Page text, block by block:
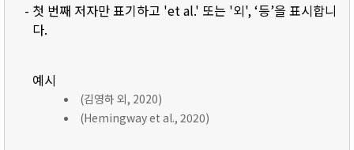
- 첫 번째 저자만 표기하고 'et al.' 또는 '외', ‘등’을 표시합니
다.
예시
(김영하 외, 2020)
(Hemingway et al., 2020)